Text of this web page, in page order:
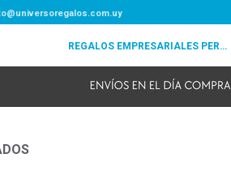
REGALOS EMPRESARIALES PERSONALIZADOS